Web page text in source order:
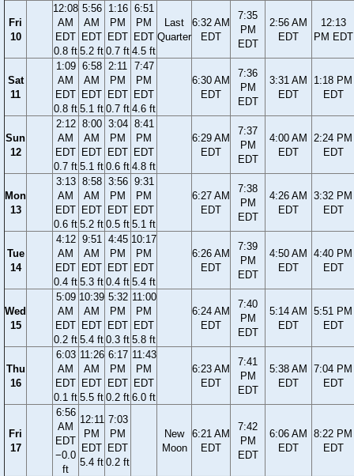
Fri
10
12:08
AM
EDT
0.8 ft
5:56
AM
EDT
5.2 ft
1:16
PM
EDT
0.7 ft
6:51
PM
EDT
4.5 ft
Last
Quarter
6:32 AM
EDT
7:35
PM
EDT
2:56 AM
EDT
12:13
PM EDT
Sat
11
1:09
AM
EDT
0.8 ft
6:58
AM
EDT
5.1 ft
2:11
PM
EDT
0.7 ft
7:47
PM
EDT
4.6 ft
6:30 AM
EDT
7:36
PM
EDT
3:31 AM
EDT
1:18 PM
EDT
Sun
12
2:12
AM
EDT
0.7 ft
8:00
AM
EDT
5.1 ft
3:04
PM
EDT
0.6 ft
8:41
PM
EDT
4.8 ft
6:29 AM
EDT
7:37
PM
EDT
4:00 AM
EDT
2:24 PM
EDT
Mon
13
3:13
AM
EDT
0.6 ft
8:58
AM
EDT
5.2 ft
3:56
PM
EDT
0.5 ft
9:31
PM
EDT
5.1 ft
6:27 AM
EDT
7:38
PM
EDT
4:26 AM
EDT
3:32 PM
EDT
Tue
14
4:12
AM
EDT
0.4 ft
9:51
AM
EDT
5.3 ft
4:45
PM
EDT
0.4 ft
10:17
PM
EDT
5.4 ft
6:26 AM
EDT
7:39
PM
EDT
4:50 AM
EDT
4:40 PM
EDT
Wed
15
5:09
AM
EDT
0.2 ft
10:39
AM
EDT
5.4 ft
5:32
PM
EDT
0.3 ft
11:00
PM
EDT
5.8 ft
6:24 AM
EDT
7:40
PM
EDT
5:14 AM
EDT
5:51 PM
EDT
Thu
16
6:03
AM
EDT
0.1 ft
11:26
AM
EDT
5.5 ft
6:17
PM
EDT
0.2 ft
11:43
PM
EDT
6.0 ft
6:23 AM
EDT
7:41
PM
EDT
5:38 AM
EDT
7:04 PM
EDT
Fri
17
6:56
AM
EDT
−0.0
ft
12:11
PM
EDT
5.4 ft
7:03
PM
EDT
0.2 ft
New
Moon
6:21 AM
EDT
7:42
PM
EDT
6:06 AM
EDT
8:22 PM
EDT